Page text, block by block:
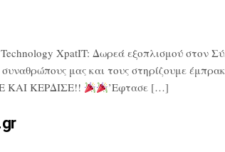
XpatIT: Δωρεά εξοπλισμού στον
μας και τους στηρίζουμε
ΚΑΙ ΚΕΡΔΙΣΕ!!
’Εφτασε […]